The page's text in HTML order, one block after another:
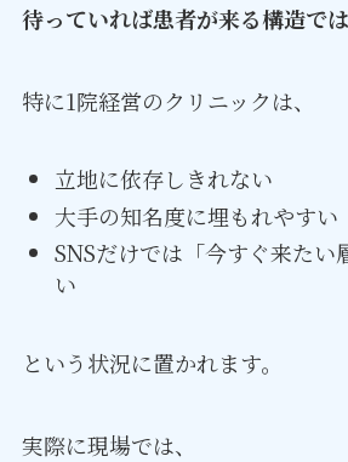
待っていれば患者が来る構造では
特に1院経営のクリニックは、
立地に依存しきれない
大手の知名度に埋もれやすい
SNSだけでは「今すぐ来たい
い
という状況に置かれます。
実際に現場では、